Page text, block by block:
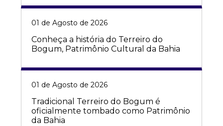
01 de Agosto de 2026
Conheça a história do Terreiro do
Bogum, Patrimônio Cultural da Bahia
01 de Agosto de 2026
Tradicional Terreiro do Bogum é
oficialmente tombado como Patrimônio
da Bahia